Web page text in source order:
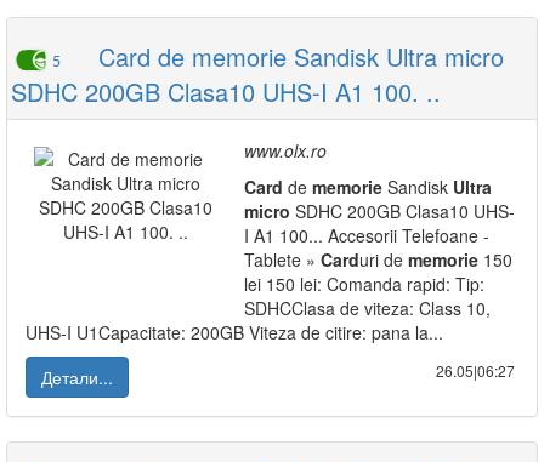
5
Card de memorie Sandisk Ultra micro
SDHC 200GB Clasa10 UHS-I A1 100. ..
www.olx.ro
Card de memorie Sandisk Ultra
micro SDHC 200GB Clasa10 UHS-
I A1 100... Accesorii Telefoane -
Tablete » Carduri de memorie 150
lei 150 lei: Comanda rapid: Tip:
SDHCClasa de viteza: Class 10,
UHS-I U1Capacitate: 200GB Viteza de citire: pana la...
Детали...
26.05|06:27